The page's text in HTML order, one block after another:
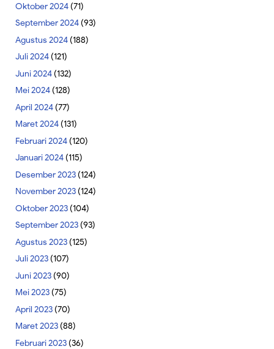
Oktober 2024(71)
September 2024(93)
Agustus 2024(188)
Juli 2024(121)
Juni 2024(132)
Mei 2024(128)
April 2024(77)
Maret 2024(131)
Februari 2024(120)
Januari 2024(115)
Desember 2023(124)
November 2023(124)
Oktober 2023(104)
September 2023(93)
Agustus 2023(125)
Juli 2023(107)
Juni 2023(90)
Mei 2023(75)
April 2023(70)
Maret 2023(88)
Februari 2023(36)